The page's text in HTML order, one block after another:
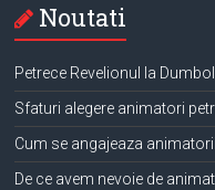
Noutati
Petrece Revelionul la
Sfaturi alegere animatori
Cum se angajeaza
De ce avem nevoie de